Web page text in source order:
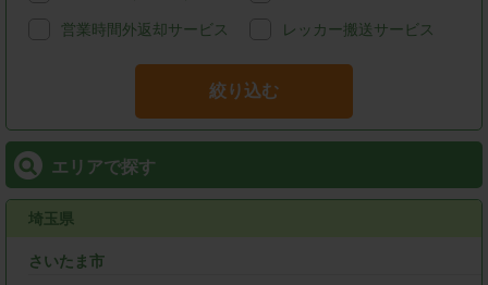
営業時間外返却サービス レッカー搬送サービス
絞り込む
エリアで探す
埼玉県
さいたま市